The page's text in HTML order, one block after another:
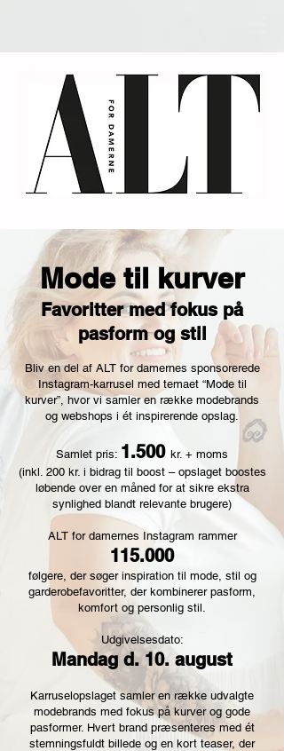
Mode til kurver
Favoritter med fokus på
pasform og stil
Bliv en del af ALT for damernes sponsorerede
Instagram-karrusel med temaet “Mode til
kurver”, hvor vi samler en række modebrands
og webshops i ét inspirerende opslag.
Samlet pris: 1.500 kr. + moms
(inkl. 200 kr. i bidrag til boost – opslaget boostes
løbende over en måned for at sikre ekstra
synlighed blandt relevante brugere)
ALT for damernes Instagram rammer
115.000
følgere, der søger inspiration til mode, stil og
garderobefavoritter, der kombinerer pasform,
komfort og personlig stil.
Udgivelsesdato:
Mandag d. 10. august
Karruselopslaget samler en række udvalgte
modebrands med fokus på kurver og gode
pasformer. Hvert brand præsenteres med ét
stemningsfuldt billede og en kort teaser, der